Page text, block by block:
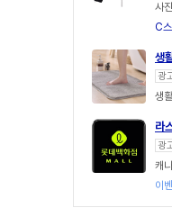
사
C
생
광
생
라
광
캐
이